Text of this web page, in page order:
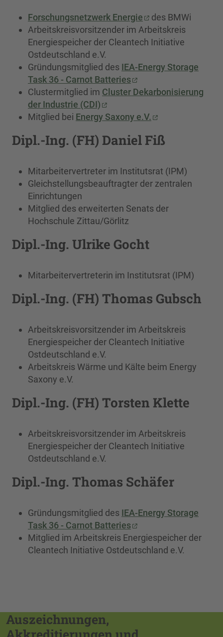
Forschungsnetzwerk Energie
des BMWi
Arbeitskreisvorsitzender im Arbeitskreis
Energiespeicher der Cleantech Initiative
Ostdeutschland e.V.
Gründungsmitglied des IEA-Energy Storage
Task 36 - Carnot Batteries
Clustermitglied im Cluster Dekarbonisierung
der Industrie (CDI)
Mitglied bei Energy Saxony e.V.
Dipl.-Ing. (FH) Daniel Fiß
Mitarbeitervertreter im Institutsrat (IPM)
Gleichstellungsbeauftragter der zentralen
Einrichtungen
Mitglied des erweiterten Senats der
Hochschule Zittau/Görlitz
Dipl.-Ing. Ulrike Gocht
Mitarbeitervertreterin im Institutsrat (IPM)
Dipl.-Ing. (FH) Thomas Gubsch
Arbeitskreisvorsitzender im Arbeitskreis
Energiespeicher der Cleantech Initiative
Ostdeutschland e.V.
Arbeitskreis Wärme und Kälte beim Energy
Saxony e.V.
Dipl.-Ing. (FH) Torsten Klette
Arbeitskreisvorsitzender im Arbeitskreis
Energiespeicher der Cleantech Initiative
Ostdeutschland e.V.
Dipl.-Ing. Thomas Schäfer
Gründungsmitglied des IEA-Energy Storage
Task 36 - Carnot Batteries
Mitglied im Arbeitskreis Energiespeicher der
Cleantech Initiative Ostdeutschland e.V.
Auszeichnungen,